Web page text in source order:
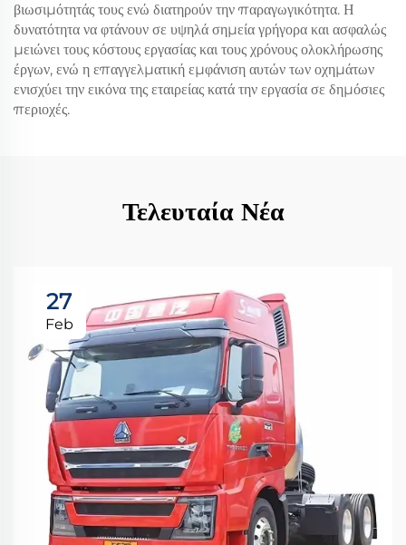
βιωσιμότητάς τους ενώ διατηρούν την παραγωγικότητα. Η
δυνατότητα να φτάνουν σε υψηλά σημεία γρήγορα και ασφαλώς
μειώνει τους κόστους εργασίας και τους χρόνους ολοκλήρωσης
έργων, ενώ η επαγγελματική εμφάνιση αυτών των οχημάτων
ενισχύει την εικόνα της εταιρείας κατά την εργασία σε δημόσιες
περιοχές.
Τελευταία Νέα
27
Feb